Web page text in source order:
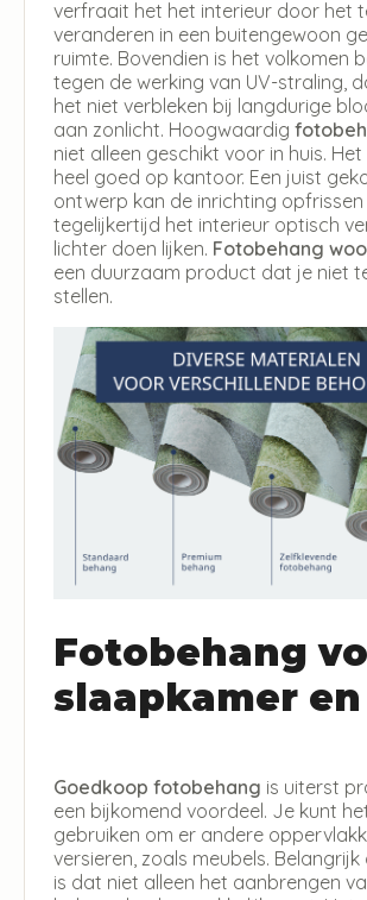
verfraait het het interieur door het
veranderen in een buitengewoon
ruimte. Bovendien is het volkomen
tegen de werking van UV-straling,
het niet verbleken bij langdurige
aan zonlicht. Hoogwaardig
niet alleen geschikt voor in huis.
heel goed op kantoor. Een juist
ontwerp kan de inrichting opfrissen
tegelijkertijd het interieur optisch
lichter doen lijken. Fotobehang
een duurzaam product dat je niet
stellen.
Fotobehang
slaapkamer
Goedkoop fotobehang is uiterst
een bijkomend voordeel. Je kunt
gebruiken om er andere
versieren, zoals meubels.
is dat niet alleen het aanbrengen